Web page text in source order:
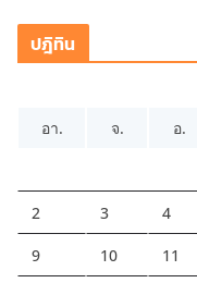
ปฎิทิน
อา.
จ. อ.
2 3 4
9 10 11